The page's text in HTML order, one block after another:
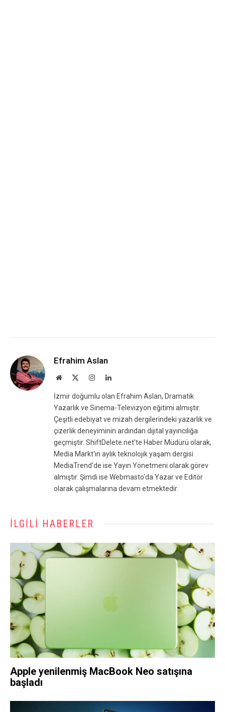
Efrahim Aslan
Website InstagramLinkedIn
İzmir doğumlu olan Efrahim Aslan, Dramatik
Yazarlık ve Sinema-Televizyon eğitimi almıştır.
Çeşitli edebiyat ve mizah dergilerindeki yazarlık ve
çizerlik deneyiminin ardından dijital yayıncılığa
geçmiştir. ShiftDelete.net'te Haber Müdürü olarak,
Media Markt'ın aylık teknolojik yaşam dergisi
MediaTrend'de ise Yayın Yönetmeni olarak görev
almıştır. Şimdi ise Webmasto'da Yazar ve Editör
olarak çalışmalarına devam etmektedir.
İLGILI HABERLER
Apple yenilenmiş MacBook Neo satışına
başladı